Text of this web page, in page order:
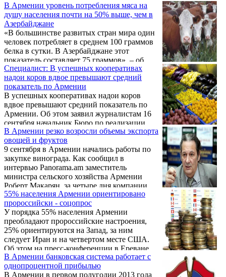
В Армении уровень потребления мяса на
душу населения почти на 50% выше, чем в
Азербайджане
«В большинстве развитых стран мира один
человек потребляет в среднем 100 граммов
белка в сутки. В Азербайджане этот
показатель составляет 75 граммов», – об
этом, как сообщает азербайджанская служба
«Радио Свобода», заявил завотделом по
производству, переработке
животноводческой продукции, племенному
делу и пастбищам Министерства сельского
хозяйства Азербайджана Чингиз Фараджев.
Специалист: В успешных кооперативах
надои коров вдвое превышают средний
показатель по Армении
В успешных кооперативах надои коров
вдвое превышают средний показатель по
Армении. Об этом заявил журналистам 16
сентября начальник Бюро по реализации
сельскохозяйственных программ
Минсельхоза Армении Гагик Хачатрян. По
его словам, таких результатов удалось
достичь в ряде сел из тех 60, где реализуется
программа Управления
сельскохозяйственных ресурсов и
конкурентоспособности общин,
финансируемая Всемирным банком и
начатая в апреле 2011 года. Основная цель
программы – организация выпаса на
отдаленных ...
В Армении резко возросли объемы экспорта
овощей и фруктов
9 сентября в Армении начались работы по
закупке винограда. Как сообщил в
интервью Panorama.am заместитель
министра сельского хозяйства Армении
Роберт Макарян, за четыре дня компании
закупили около 8 тыс. тонн винограда.
55% населения Армении ориентировано
пророссийски - соцопрос
У порядка 55% населения Армении
преобладают пророссийские настроения,
25% ориентируются на Запад, за ним
следует Иран и на четвертом месте США.
Об этом на пресс-конференции в Ереване
14 сентября заявил директор
социологического центра "Социометр",
В Армении банковская система работает с
однопроцентной прибылью
В Армении в первом полугодии 2013 года